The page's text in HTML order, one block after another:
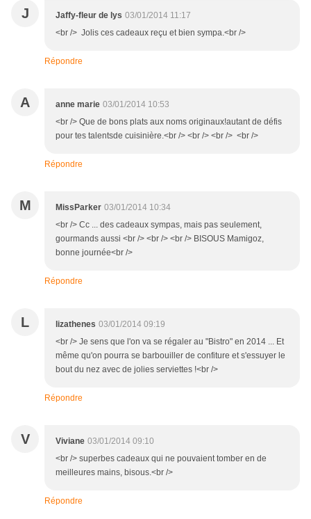
J Jaffy-fleur de lys 03/01/2014 11:17
<br /> Jolis ces cadeaux reçu et bien sympa.<br />
Répondre
A anne marie 03/01/2014 10:53
<br /> Que de bons plats aux noms originaux!autant de défis
pour tes talentsde cuisinière.<br /> <br /> <br /> <br />
Répondre
M MissParker 03/01/2014 10:34
<br /> Cc ... des cadeaux sympas, mais pas seulement,
gourmands aussi <br /> <br /> <br /> BISOUS Mamigoz,
bonne journée<br />
Répondre
L lizathenes 03/01/2014 09:19
<br /> Je sens que l'on va se régaler au "Bistro" en 2014 ... Et
même qu'on pourra se barbouiller de confiture et s'essuyer le
bout du nez avec de jolies serviettes !<br />
Répondre
V Viviane 03/01/2014 09:10
<br /> superbes cadeaux qui ne pouvaient tomber en de
meilleures mains, bisous.<br />
Répondre